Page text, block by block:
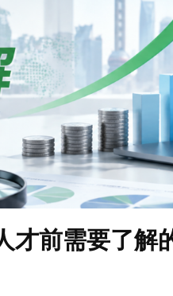
才前需要了解